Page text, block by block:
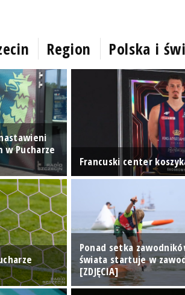
Region Polska i
w Pucharze
Francuski center
Ponad setka
świata startuje w
[ZDJĘCIA]